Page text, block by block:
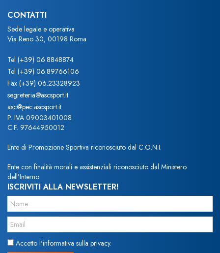
CONTATTI
Sede legale e operativa
Via Reno 30, 00198 Roma
Tel (+39) 06.8848874
Tel (+39) 06.89766106
Fax (+39) 06.23328923
segreteria@ascsport.it
asc@pec.ascsport.it
P. IVA 09003401008
C.F. 97644950012
Ente di Promozione Sportiva riconosciuto dal C.O.N.I.
Ente con finalità morali e assistenziali riconosciuto dal Ministero
dell’Interno
ISCRIVITI ALLA NEWSLETTER!
Accetto l'informativa sulla privacy.